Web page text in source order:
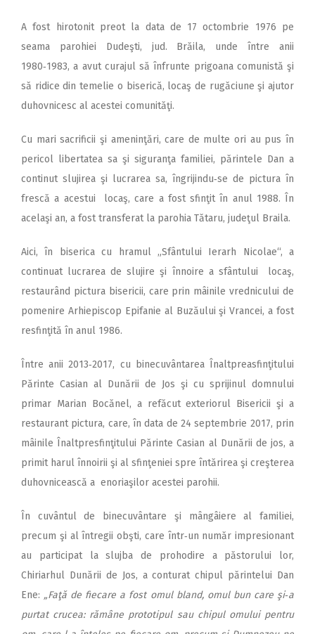
A fost hirotonit preot la data de 17 octombrie 1976 pe
seama parohiei Dudeşti, jud. Brăila, unde între anii
1980‑1983, a avut curajul să înfrunte prigoana comunistă şi
să ridice din temelie o biserică, locaş de rugăciune şi ajutor
duhovnicesc al acestei comunităţi.
Cu mari sacrificii şi ameninţări, care de multe ori au pus în
pericol libertatea sa şi siguranţa familiei, părintele Dan a
continut slujirea şi lucrarea sa, îngrijindu‑se de pictura în
frescă a acestui locaş, care a fost sfinţit în anul 1988. În
acelaşi an, a fost transferat la parohia Tătaru, judeţul Braila.
Aici, în biserica cu hramul „Sfântului Ierarh Nicolae“, a
continuat lucrarea de slujire şi înnoire a sfântului locaş,
restaurând pictura bisericii, care prin mâinile vrednicului de
pomenire Arhiepiscop Epifanie al Buzăului şi Vrancei, a fost
resfinţită în anul 1986.
Între anii 2013‑2017, cu binecuvântarea Înaltpreasfinţitului
Părinte Casian al Dunării de Jos şi cu sprijinul domnului
primar Marian Bocănel, a refăcut exteriorul Bisericii şi a
restaurant pictura, care, în data de 24 septembrie 2017, prin
mâinile Înaltpresfinţitului Părinte Casian al Dunării de jos, a
primit harul înnoirii şi al sfinţeniei spre întărirea şi creşterea
duhovnicească a enoriaşilor acestei parohii.
În cuvântul de binecuvântare şi mângâiere al familiei,
precum şi al întregii obşti, care într‑un număr impresionant
au participat la slujba de prohodire a păstorului lor,
Chiriarhul Dunării de Jos, a conturat chipul părintelui Dan
Ene: „Faţă de fiecare a fost omul bland, omul bun care şi‑a
purtat crucea: rămâne prototipul sau chipul omului pentru